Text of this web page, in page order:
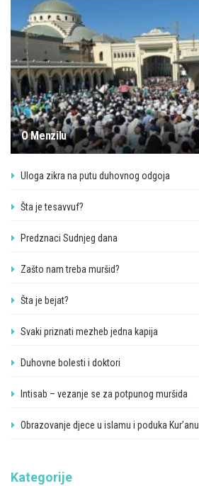
O Menzilu
Uloga zikra na putu duhovnog odgoja
Šta je tesavvuf?
Predznaci Sudnjeg dana
Zašto nam treba muršid?
Šta je bejat?
Svaki priznati mezheb jedna kapija
Duhovne bolesti i doktori
Intisab – vezanje se za potpunog muršida
Obrazovanje djece u islamu i poduka Kur’anu
Kategorije